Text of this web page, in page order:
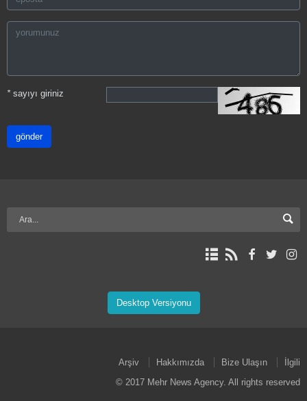
*sayıyı giriniz
gönder
Desktop Versiyonu
Arşiv Hakkımızda Bize Ulaşın
İlgili
© 2017 Mehr News Agency. All rights reserved